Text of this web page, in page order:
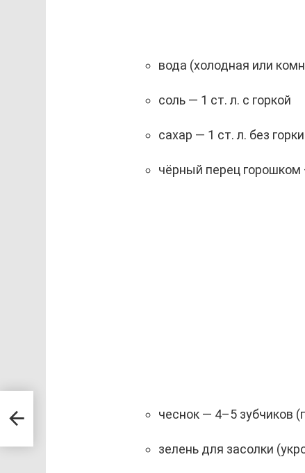
вода (холодная или
соль — 1 ст. л. с горкой
сахар — 1 ст. л. без горки
чёрный перец горошком
чеснок — 4–5 зубчиков
зелень для засолки